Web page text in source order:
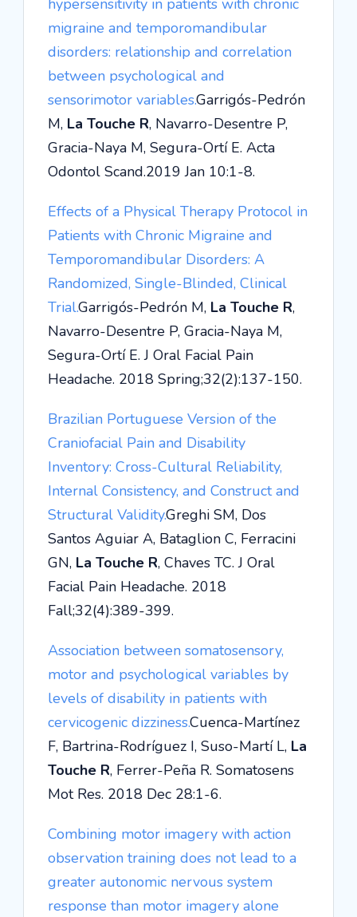
hypersensitivity in patients with chronic
migraine and temporomandibular
disorders: relationship and correlation
between psychological and
sensorimotor variables.Garrigós-Pedrón
M, La Touche R, Navarro-Desentre P,
Gracia-Naya M, Segura-Ortí E. Acta
Odontol Scand.2019 Jan 10:1-8.
Effects of a Physical Therapy Protocol in
Patients with Chronic Migraine and
Temporomandibular Disorders: A
Randomized, Single-Blinded, Clinical
Trial.Garrigós-Pedrón M, La Touche R,
Navarro-Desentre P, Gracia-Naya M,
Segura-Ortí E. J Oral Facial Pain
Headache. 2018 Spring;32(2):137-150.
Brazilian Portuguese Version of the
Craniofacial Pain and Disability
Inventory: Cross-Cultural Reliability,
Internal Consistency, and Construct and
Structural Validity.Greghi SM, Dos
Santos Aguiar A, Bataglion C, Ferracini
GN, La Touche R, Chaves TC. J Oral
Facial Pain Headache. 2018
Fall;32(4):389-399.
Association between somatosensory,
motor and psychological variables by
levels of disability in patients with
cervicogenic dizziness.Cuenca-Martínez
F, Bartrina-Rodríguez I, Suso-Martí L, La
Touche R, Ferrer-Peña R. Somatosens
Mot Res. 2018 Dec 28:1-6.
Combining motor imagery with action
observation training does not lead to a
greater autonomic nervous system
response than motor imagery alone